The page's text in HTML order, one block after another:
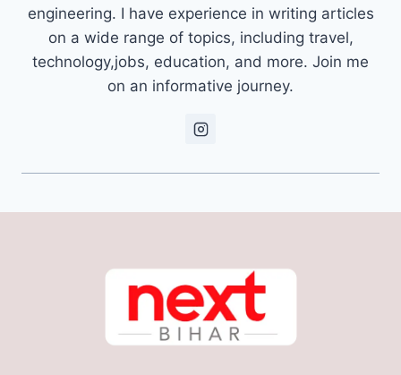
engineering. I have experience in writing articles
on a wide range of topics, including travel,
technology,jobs, education, and more. Join me
on an informative journey.